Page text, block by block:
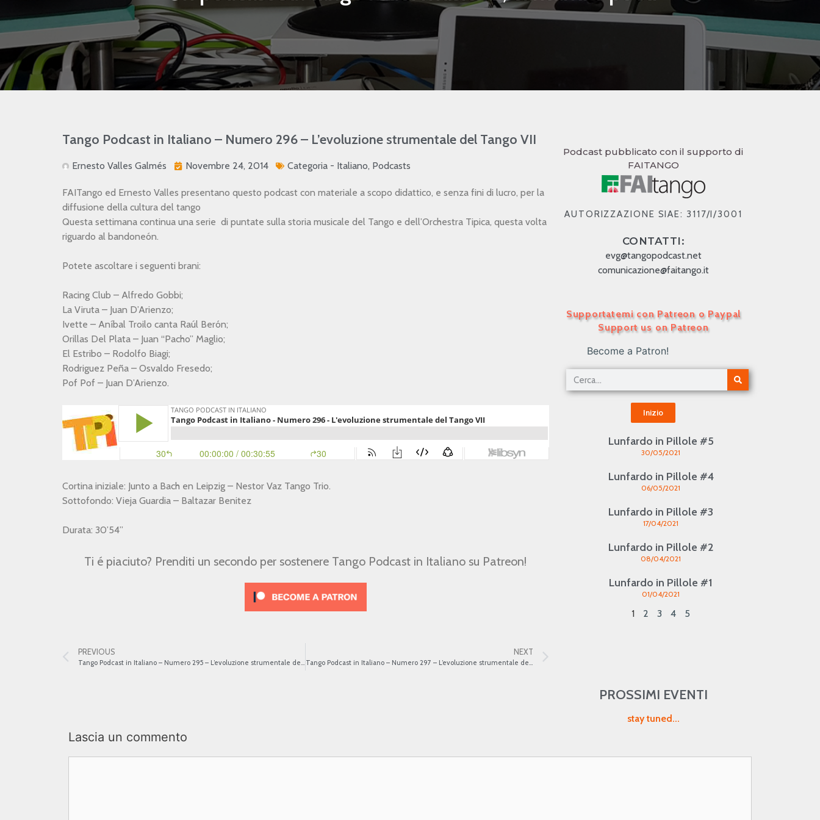
Tango Podcast in Italiano – Numero 296 – L’evoluzione strumentale del Tango VII
Ernesto Valles Galmés Novembre 24, 2014 Categoria - Italiano, Podcasts
FAITango ed Ernesto Valles presentano questo podcast con materiale a scopo didattico, e senza fini di lucro, per la
diffusione della cultura del tango
Questa settimana continua una serie di puntate sulla storia musicale del Tango e dell’Orchestra Tipica, questa volta
riguardo al bandoneón.
Potete ascoltare i seguenti brani:
Racing Club – Alfredo Gobbi;
La Viruta – Juan D’Arienzo;
Ivette – Aníbal Troilo canta Raúl Berón;
Orillas Del Plata – Juan “Pacho” Maglio;
El Estribo – Rodolfo Biagi;
Rodriguez Peña – Osvaldo Fresedo;
Pof Pof – Juan D’Arienzo.
Cortina iniziale: Junto a Bach en Leipzig – Nestor Vaz Tango Trio.
Sottofondo: Vieja Guardia – Baltazar Benitez
Durata: 30’54”
Ti é piaciuto? Prenditi un secondo per sostenere Tango Podcast in Italiano su Patreon!
PREVIOUS
Tango Podcast in Italiano – Numero 295 – L’evoluzione strumentale del Tango VI
NEXT
Tango Podcast in Italiano – Numero 297 – L’evoluzione strumentale del Tango VIII
Podcast pubblicato con il supporto di
FAITANGO
AUTORIZZAZIONE SIAE: 3117/I/3001
CONTATTI:
evg@tangopodcast.net
comunicazione@faitango.it
Supportatemi con Patreon o Paypal
Support us on Patreon
Become a Patron!
Inizio
Lunfardo in Pillole #5
30/05/2021
Lunfardo in Pillole #4
06/05/2021
Lunfardo in Pillole #3
17/04/2021
Lunfardo in Pillole #2
08/04/2021
Lunfardo in Pillole #1
01/04/2021
1 2 3 4 5
PROSSIMI EVENTI
stay tuned...
Lascia un commento